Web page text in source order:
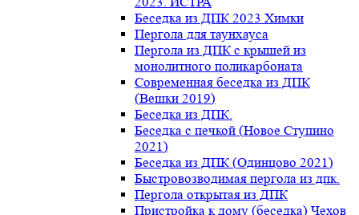
Беседка из ДПК 2023 Химки
Пергола для таунхауса
Пергола из ДПК с крышей из
монолитного поликарбоната
Современная беседка из ДПК
(Вешки 2019)
Беседка из ДПК.
Беседка с печкой (Новое Ступино
2021)
Беседка из ДПК (Одинцово 2021)
Быстровозводимая пергола из дпк.
Пергола открытая из ДПК
Пристройка к дому (беседка) Чехов